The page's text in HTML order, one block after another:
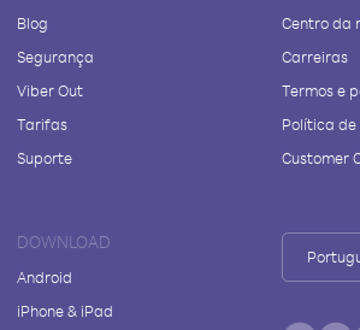
Blog
Segurança
Viber Out
Tarifas
Suporte
Centro da
Carreiras
Termos e
Política
Customer
DOWNLOAD
Android
iPhone & iPad